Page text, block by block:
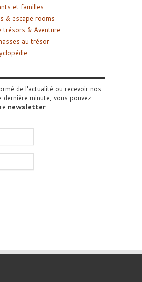
et familles
& escape rooms
trésors & Aventure
au trésor
de l'actualité ou recevoir nos
dernière minute, vous pouvez
newsletter.